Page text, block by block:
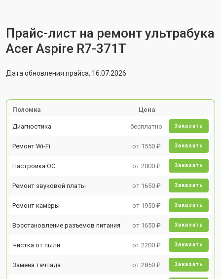
Прайс-лист на ремонт ультрабука
Acer Aspire R7-371T
Дата обновления прайса: 16.07.2026
Поломка Цена
Диагностика бесплатно Заказать
Ремонт Wi-Fi от 1550 ₽ Заказать
Настройка ОС от 2000 ₽ Заказать
Ремонт звуковой платы от 1650 ₽ Заказать
Ремонт камеры от 1950 ₽ Заказать
Восстановление разъемов питания от 1650 ₽ Заказать
Чистка от пыли от 2200 ₽ Заказать
Замена тачпада от 2850 ₽ Заказать